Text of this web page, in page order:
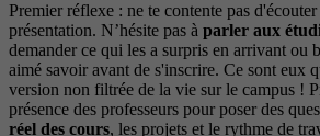
Premier réflexe : ne te contente pas
présentation. N’hésite pas à parler aux
demander ce qui les a surpris en arrivant ou
aimé savoir avant de s'inscrire. Ce sont eux
version non filtrée de la vie sur le campus !
présence des professeurs pour poser des
réel des cours, les projets et le rythme de